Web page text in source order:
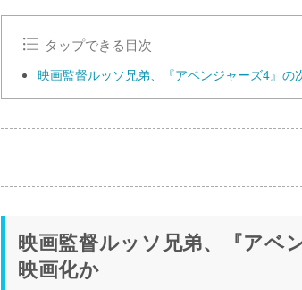
タップできる目次
映画監督ルッソ兄弟、『アベンジャーズ4』の
映画監督ルッソ兄弟、『アベ
映画化か